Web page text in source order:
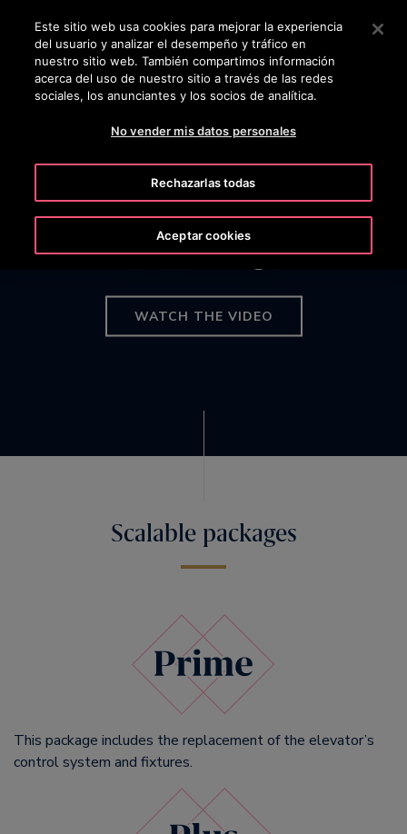
Pulse Intro para saltar al contenido principal
BUSCAR
Is your elevator tired?
We can help.
WATCH THE VIDEO
Scalable packages
This package includes the replacement of the elevator’s
control system and fixtures.
Este sitio web usa cookies para mejorar la experiencia
del usuario y analizar el desempeño y tráfico en
nuestro sitio web. También compartimos información
acerca del uso de nuestro sitio a través de las redes
sociales, los anunciantes y los socios de analítica.
No vender mis datos personales
Rechazarlas todas
Aceptar cookies